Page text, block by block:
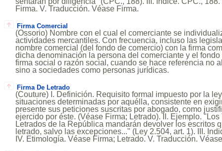
Firma. V. Traducción. Véase Firma.
Firma Comercial
(Ossorio) Nombre con el cual el comerciante se
actividades mercantiles. Con frecuencia, incluso las
nombre comercial (del fondo de comercio) con la firma
dicha denominación la persona del comerciante y el
firma social o razón social, cuando se hace referencia no
sino a sociedades como personas jurídicas.
Firma De Letrado
(Couture) I. Definición. Requisito formal impuesto por la
situaciones determinadas por aquélla, consistente en
presente sus peticiones suscritas por abogado, como
ejercido por éste. (Véase Firma; Letrado). II. Ejemplo.
Letrados de la República mandarán devolver los escritos
letrado, salvo las excepciones..." (Ley 2.504, art. 1). III.
IV. Etimología. Véase Firma; Letrado. V. Traducción.